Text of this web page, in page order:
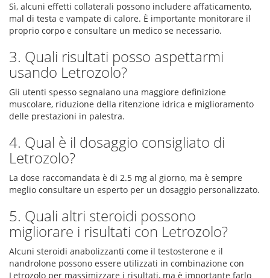
Sì, alcuni effetti collaterali possono includere affaticamento,
mal di testa e vampate di calore. È importante monitorare il
proprio corpo e consultare un medico se necessario.
3. Quali risultati posso aspettarmi
usando Letrozolo?
Gli utenti spesso segnalano una maggiore definizione
muscolare, riduzione della ritenzione idrica e miglioramento
delle prestazioni in palestra.
4. Qual è il dosaggio consigliato di
Letrozolo?
La dose raccomandata è di 2.5 mg al giorno, ma è sempre
meglio consultare un esperto per un dosaggio personalizzato.
5. Quali altri steroidi possono
migliorare i risultati con Letrozolo?
Alcuni steroidi anabolizzanti come il testosterone e il
nandrolone possono essere utilizzati in combinazione con
Letrozolo per massimizzare i risultati, ma è importante farlo